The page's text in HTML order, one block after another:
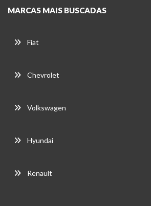
MARCAS MAIS BUSCADAS
Fiat
Chevrolet
Volkswagen
Hyundai
Renault